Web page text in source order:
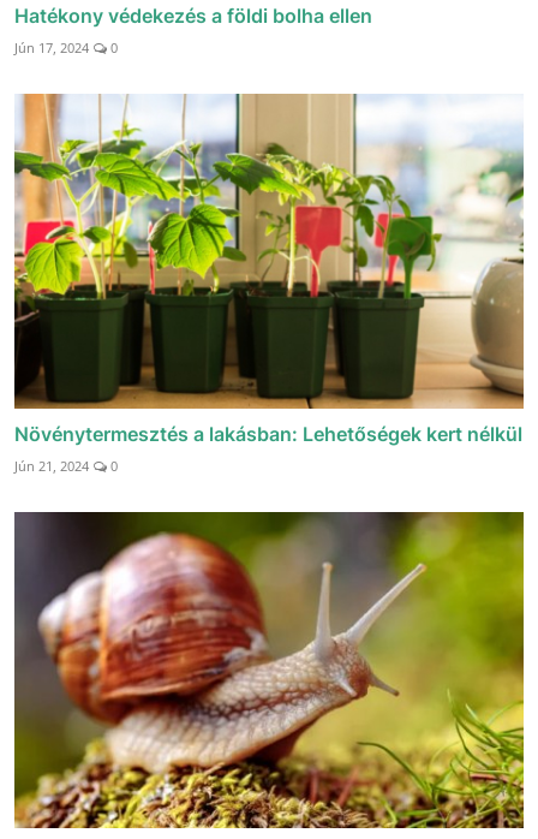
Hatékony védekezés a földi bolha ellen
Jún 17, 2024 0
Növénytermesztés a lakásban: Lehetőségek kert nélkül
Jún 21, 2024 0